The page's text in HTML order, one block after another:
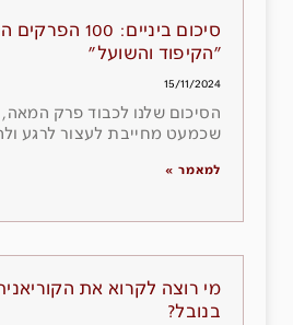
סיכום ביניים:
"הקיפוד והשועל"
15/11/2024
הסיכום שלנו לכבוד פרק המאה,
שכמעט מחייבת לעצור לרגע
למאמר »
מי רוצה לקרוא את
בנובל?